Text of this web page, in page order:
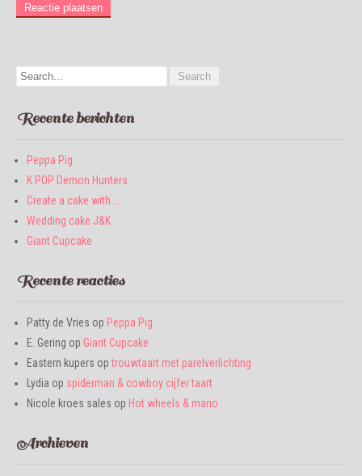
Recente berichten
Peppa Pig
K POP Demon Hunters
Create a cake with ….
Wedding cake J&K
Giant Cupcake
Recente reacties
Patty de Vries op Peppa Pig
E. Gering op Giant Cupcake
Eastern kupers optrouwtaart met parelverlichting
Lydia op spiderman & cowboy cijfer taart
Nicole kroes sales op Hot wheels & mario
Archieven